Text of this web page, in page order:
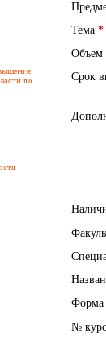
по
Тема *
Объем
Срок
Форма
№